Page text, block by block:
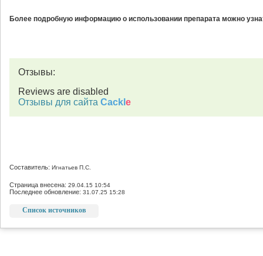
Более подробную информацию о использовании препарата можно
Отзывы:
Reviews are disabled
Отзывы для сайта Cackl e
Составитель: Игнатьев П.С.
Страница внесена: 29.04.15 10:54
Последнее обновление: 31.07.25 15:28
Список источников